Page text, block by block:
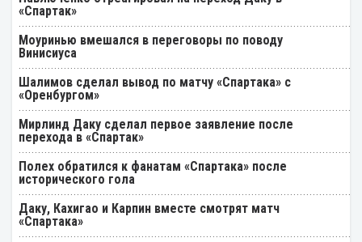
«Спартак»
Моуринью вмешался в переговоры по поводу
Винисиуса
Шалимов сделал вывод по матчу «Спартака» с
«Оренбургом»
Мирлинд Даку сделал первое заявление после
перехода в «Спартак»
Полех обратился к фанатам «Спартака» после
исторического гола
Даку, Кахигао и Карпин вместе смотрят матч
«Спартака»